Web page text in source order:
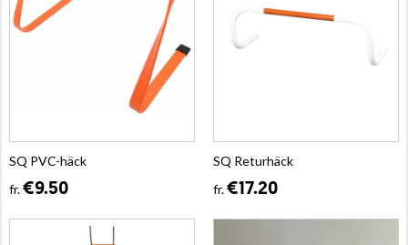
SQ PVC-häck
fr.€9.50
SQ Returhäck
fr.€17.20